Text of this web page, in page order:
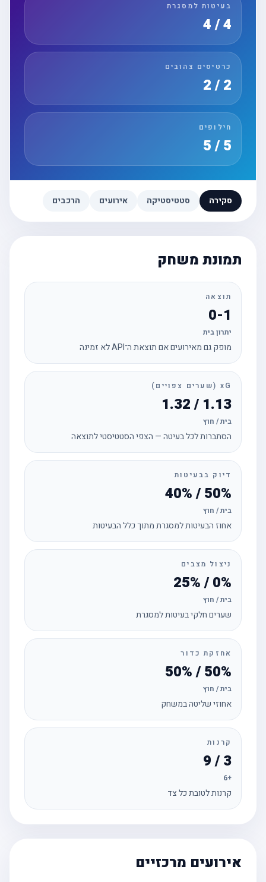
בעיטות למסגרת
כרטיסים צהובים
חילופים
סקירה סטטיסטיקה אירועים הרכבים
תמונת משחק
תוצאה
0-1
יתרון בית
מופק גם מאירועים אם תוצאת ה־API לא זמינה
xG (שערים צפויים)
1.13 / 1.32
בית / חוץ
הסתברות לכל בעיטה — הצפי הסטטיסטי לתוצאה
דיוק בבעיטות
50% / 40%
בית / חוץ
אחוז הבעיטות למסגרת מתוך כלל הבעיטות
ניצול מצבים
0% / 25%
בית / חוץ
שערים חלקי בעיטות למסגרת
אחזקת כדור
50% / 50%
בית / חוץ
אחוזי שליטה במשחק
קרנות
3 / 9
קרנות לטובת כל צד
אירועים מרכזיים